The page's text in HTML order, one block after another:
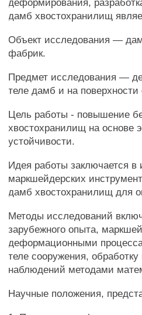
деформирования,
дамб хвостохранилищ
Объект исследования —
фабрик.
Предмет исследования —
теле дамб и на поверхности
Цель работы - повышение
хвостохранилищ на основе
устойчивости.
Идея работы заключается в
маркшейдерских
дамб хвостохранилищ для
Методы исследований
зарубежного опыта,
деформационными
теле сооружения,
наблюдений методами
Научные положения,